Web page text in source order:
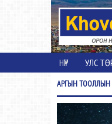
НҮҮР УЛС
АРГЫНТООЛЛЫН